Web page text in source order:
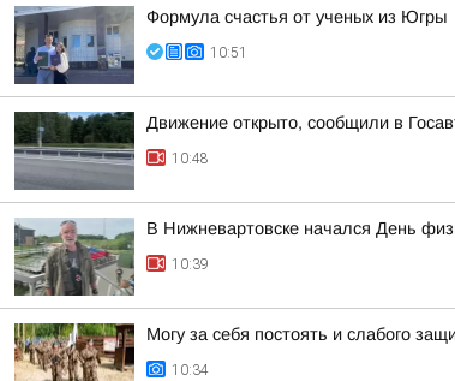
Формула счастья от ученых из Югры
10:51
Движение открыто, сообщили в
10:48
В Нижневартовске начался День
10:39
Могу за себя постоять и слабого
10:34